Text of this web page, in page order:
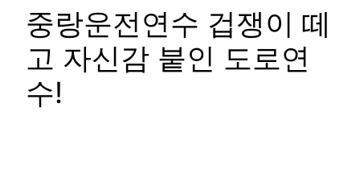
중랑운전연수 겁쟁이 떼
고 자신감 붙인 도로연
수!